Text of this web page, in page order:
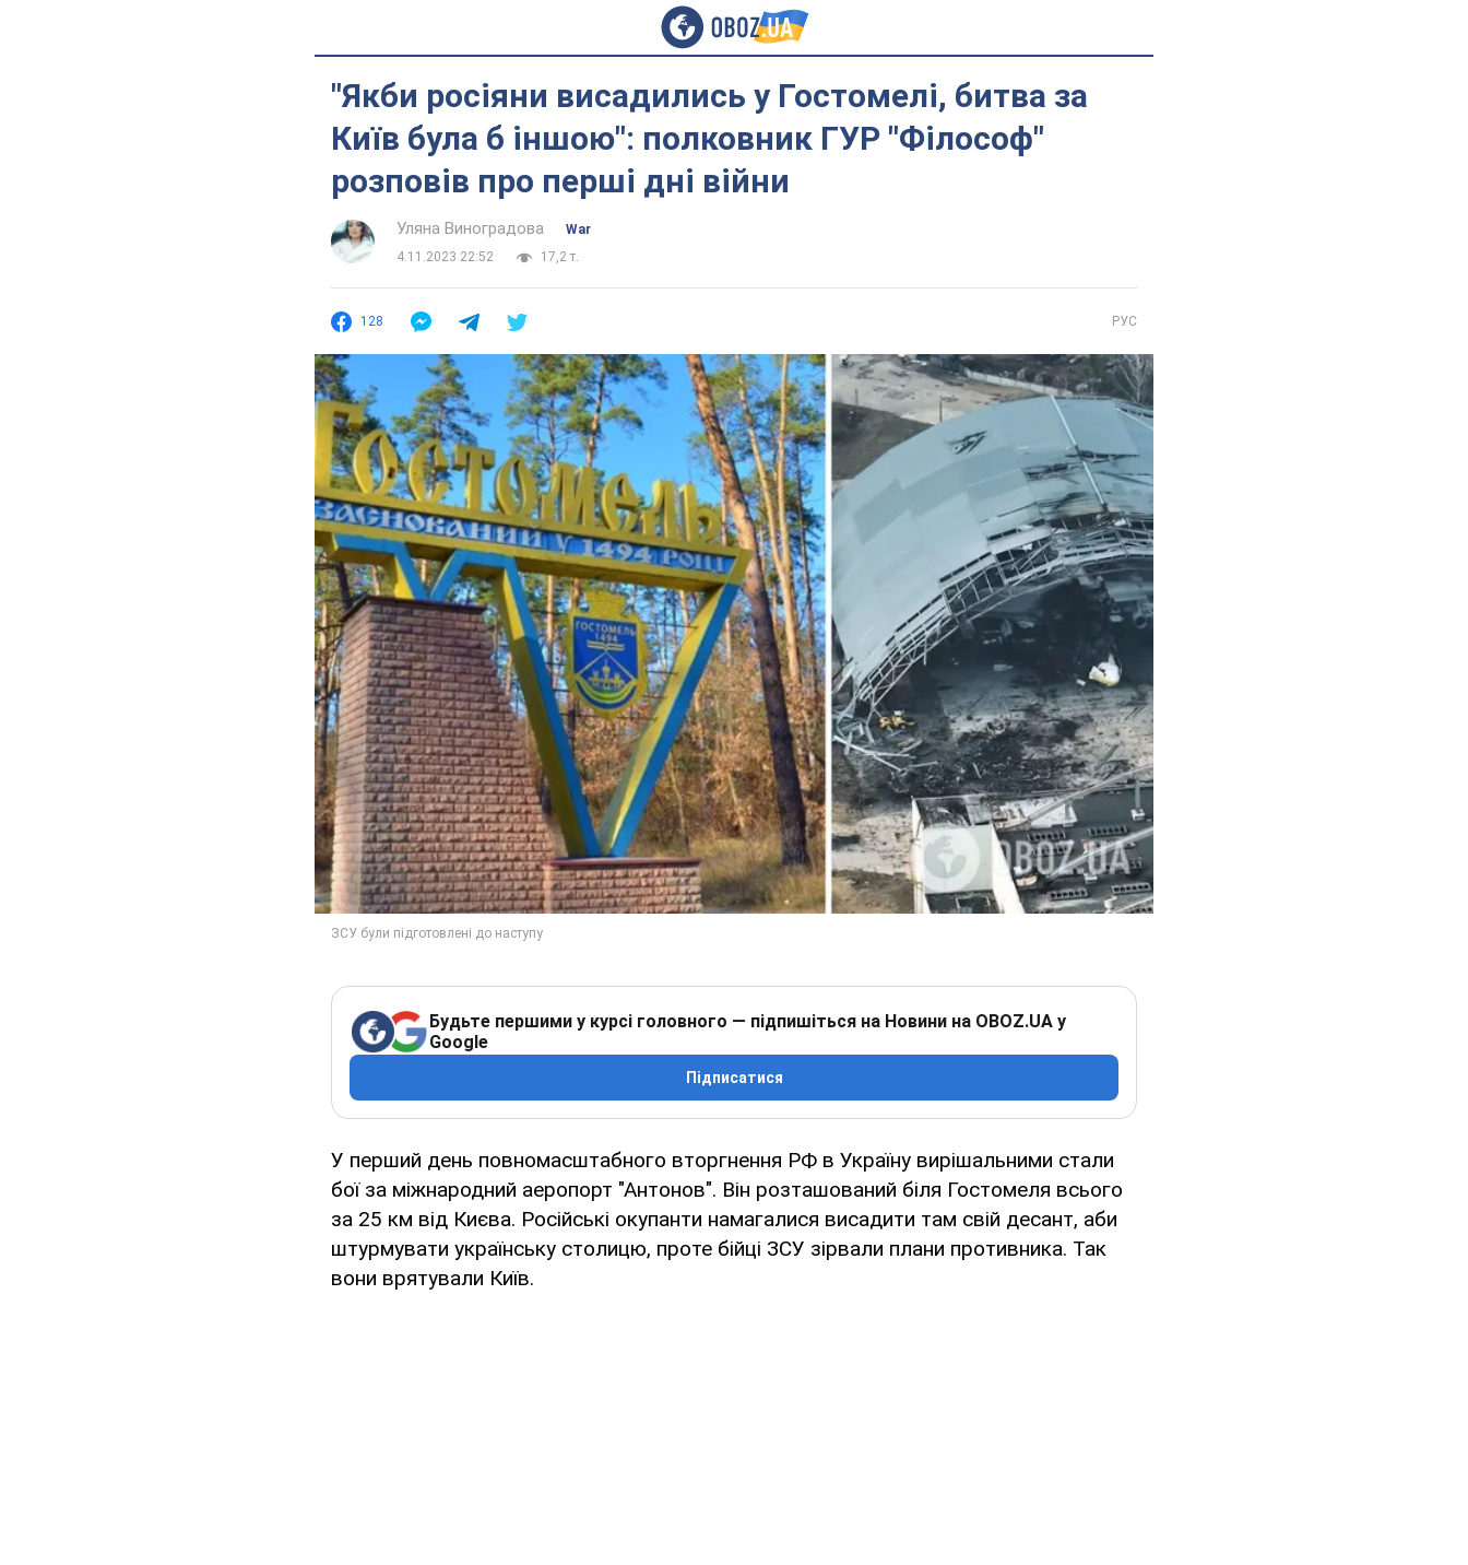
"Якби росіяни висадились у Гостомелі, битва за
Київ була б іншою": полковник ГУР "Філософ"
розповів про перші дні війни
Уляна Виноградова
War
4.11.2023 22:52
17,2 т.
128 РУС
Будьте першими у курсі головного — підпишіться на Новини на OBOZ.UA у
Google
Підписатися
У перший день повномасштабного вторгнення РФ в Україну вирішальними стали
бої за міжнародний аеропорт "Антонов". Він розташований біля Гостомеля всього
за 25 км від Києва. Російські окупанти намагалися висадити там свій десант, аби
штурмувати українську столицю, проте бійці ЗСУ зірвали плани противника. Так
вони врятували Київ.